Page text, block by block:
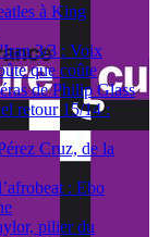
à King
3/3 : Voix
que coûte
de Philip Glass
retour 15/14 :
Cruz, de la
: Ebo
pilier du